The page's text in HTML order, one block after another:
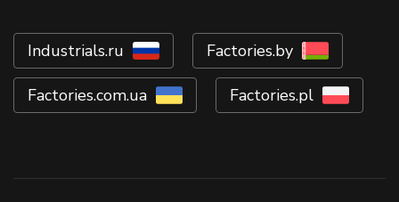
Industrials.ru Factories.by
Factories.com.ua Factories.pl